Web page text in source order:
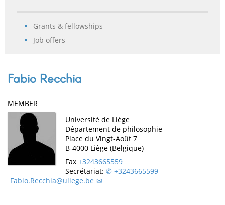
Grants & fellowships
Job offers
Fabio Recchia
MEMBER
Université de Liège
Département de philosophie
Place du Vingt-Août 7
B-4000 Liège (Belgique)
Fax +3243665559
Secrétariat:
+3243665599
Fabio.Recchia@uliege.be